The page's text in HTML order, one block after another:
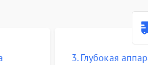
3. Глубокая